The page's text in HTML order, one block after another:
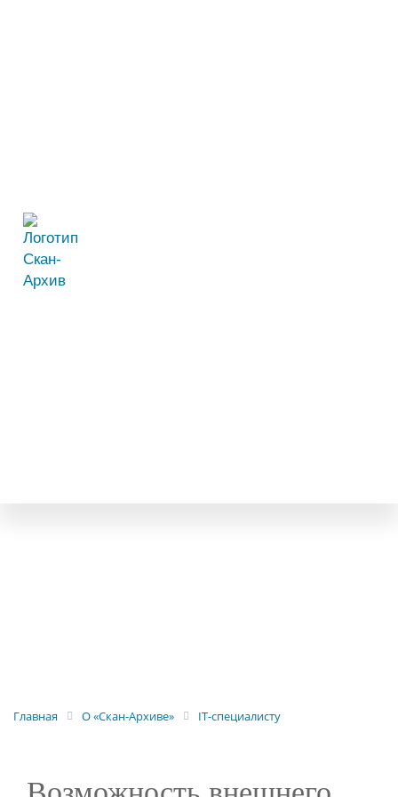
Главная О «Скан-Архиве» IT-специалисту